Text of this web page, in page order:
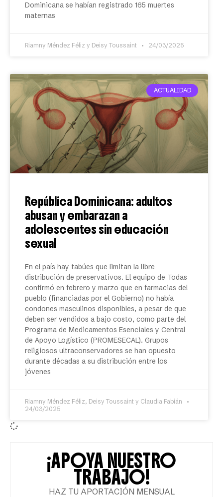
Dominicana se habían registrado 165 muertes
maternas
Riamny Méndez Féliz y Deisy Toussaint 24/03/2025
ACTUALIDAD
República Dominicana: adultos
abusan y embarazan a
adolescentes sin educación
sexual
En el país hay tabúes que limitan la libre
distribución de preservativos. El equipo de Todas
confirmó en febrero y marzo que en farmacias del
pueblo (financiadas por el Gobierno) no había
condones masculinos disponibles, a pesar de que
deben ser vendidos a bajo costo, como parte del
Programa de Medicamentos Esenciales y Central
de Apoyo Logístico (PROMESECAL). Grupos
religiosos ultraconservadores se han opuesto
durante décadas a su distribución entre los
jóvenes
Riamny Méndez Féliz, Deisy Toussaint y Claudia Fabián
24/03/2025
¡APOYA NUESTRO
TRABAJO!
HAZ TU APORTACIÓN MENSUAL